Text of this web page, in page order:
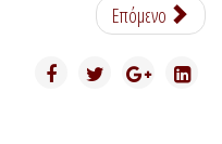
Επόμενο